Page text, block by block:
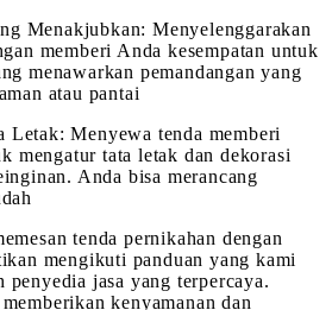
Menakjubkan: Menyelenggarakan
memberi Anda kesempatan untuk
menawarkan pemandangan yang
atau pantai
Letak: Menyewa tenda memberi
mengatur tata letak dan dekorasi
Anda bisa merancang
tenda pernikahan dengan
mengikuti panduan yang kami
penyedia jasa yang terpercaya.
kenyamanan dan